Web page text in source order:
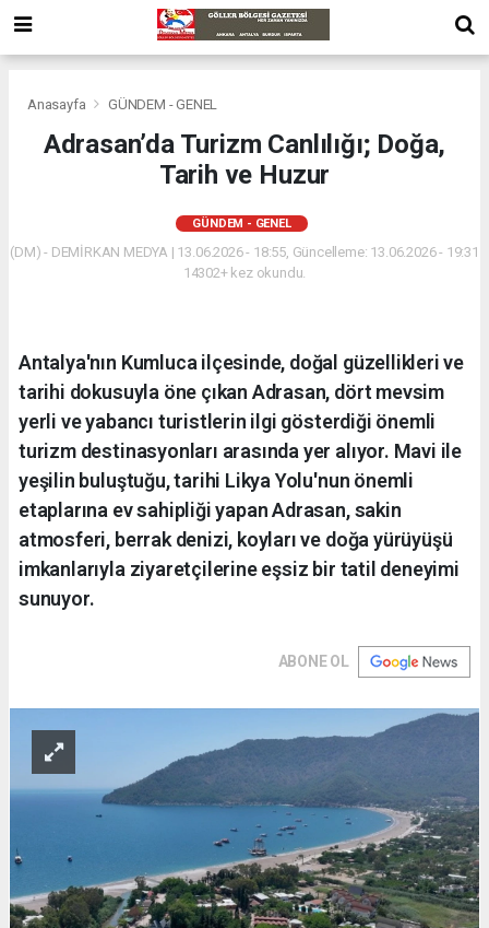
Anasayfa GÜNDEM - GENEL
Adrasan’da Turizm Canlılığı; Doğa,
Tarih ve Huzur
GÜNDEM - GENEL
(DM) - DEMİRKAN MEDYA | 13.06.2026 - 18:55, Güncelleme: 13.06.2026 - 19:31
14302+ kez okundu.
Antalya'nın Kumluca ilçesinde, doğal güzellikleri ve
tarihi dokusuyla öne çıkan Adrasan, dört mevsim
yerli ve yabancı turistlerin ilgi gösterdiği önemli
turizm destinasyonları arasında yer alıyor. Mavi ile
yeşilin buluştuğu, tarihi Likya Yolu'nun önemli
etaplarına ev sahipliği yapan Adrasan, sakin
atmosferi, berrak denizi, koyları ve doğa yürüyüşü
imkanlarıyla ziyaretçilerine eşsiz bir tatil deneyimi
sunuyor.
ABONE OL